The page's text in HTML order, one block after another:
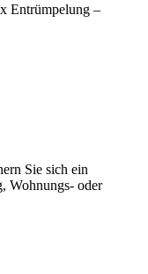
Entrümpelung –
Sie sich ein
Wohnungs- oder